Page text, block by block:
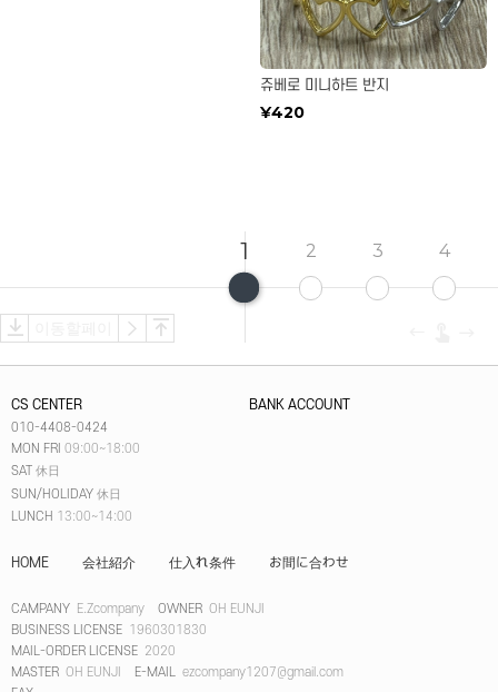
쥬베로 미니하트 반지
¥420
1 2 3 4
CS CENTER
010-4408-0424
MON FRI 09:00~18:00
SAT 休日
SUN/HOLIDAY 休日
LUNCH 13:00~14:00
BANK ACCOUNT
HOME 会社紹介 仕入れ条件 お間に合わせ
CAMPANY E.Zcompany OWNER OH EUNJI
BUSINESS LICENSE 1960301830
MAIL-ORDER LICENSE 2020
MASTER OH EUNJI E-MAIL ezcompany1207@gmail.com